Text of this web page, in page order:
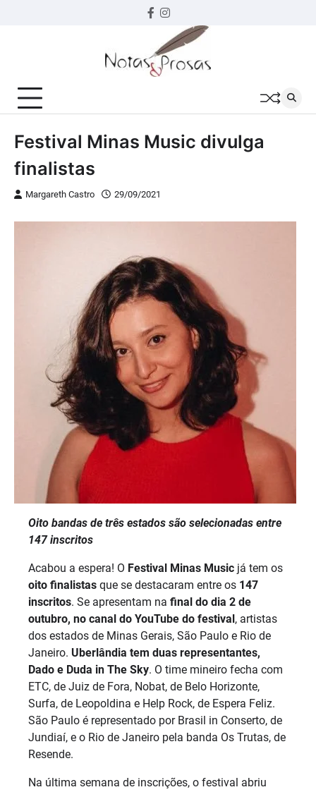
Facebook
instagram
Festival Minas Music divulga
finalistas
Margareth Castro 29/09/2021
Oito bandas de três estados são selecionadas entre
147 inscritos
Acabou a espera! O Festival Minas Music já tem os
oito finalistas que se destacaram entre os 147
inscritos. Se apresentam na final do dia 2 de
outubro, no canal do YouTube do festival, artistas
dos estados de Minas Gerais, São Paulo e Rio de
Janeiro. Uberlândia tem duas representantes,
Dado e Duda in The Sky. O time mineiro fecha com
ETC, de Juiz de Fora, Nobat, de Belo Horizonte,
Surfa, de Leopoldina e Help Rock, de Espera Feliz.
São Paulo é representado por Brasil in Conserto, de
Jundiaí, e o Rio de Janeiro pela banda Os Trutas, de
Resende.
Na última semana de inscrições, o festival abriu